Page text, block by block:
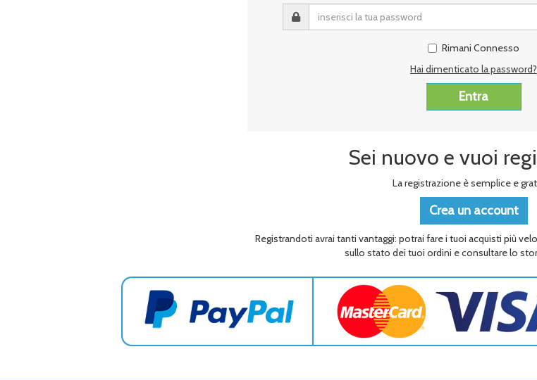
Rimani Connesso
Hai dimenticato la password?
Sei nuovo e vuoi
La registrazione è semplice e
Crea un account
Registrandoti avrai tanti vantaggi: potrai fare i tuoi acquisti più
sullo stato dei tuoi ordini e consultare lo